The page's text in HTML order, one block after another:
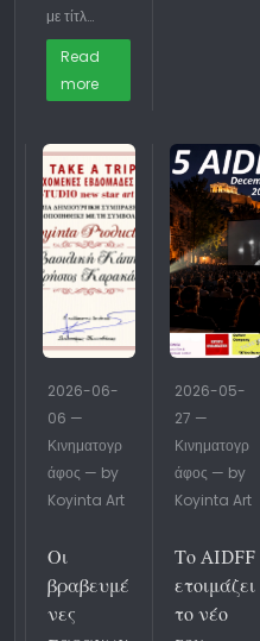
με τίτλ…
Read
more
2026-06-
06 —
Κινηματογρ
άφος — by
Koyinta Art
Οι
βραβευμέ
νες
2026-05-
27 —
Κινηματογρ
άφος — by
Koyinta Art
Το AIDFF
ετοιμάζει
το νέο